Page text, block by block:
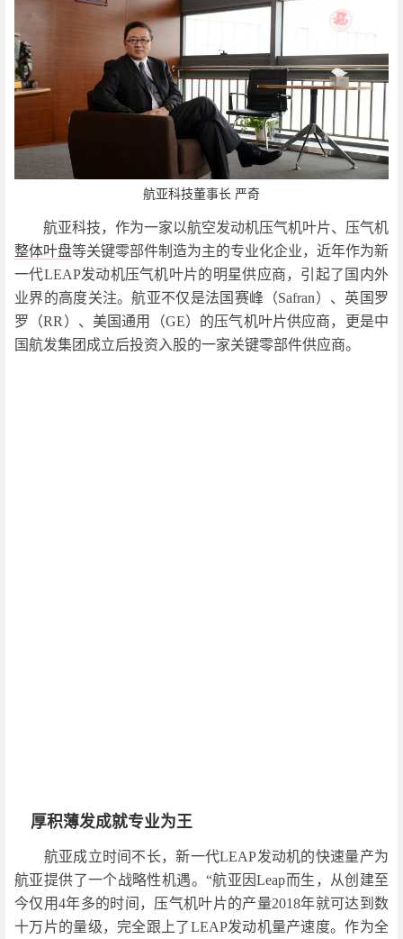
航亚科技董事长 严奇
航亚科技，作为一家以航空发动机压气机叶片、压气机
整体叶盘等关键零部件制造为主的专业化企业，近年作为新
一代LEAP发动机压气机叶片的明星供应商，引起了国内外
业界的高度关注。航亚不仅是法国赛峰（Safran）、英国罗
罗（RR）、美国通用（GE）的压气机叶片供应商，更是中
国航发集团成立后投资入股的一家关键零部件供应商。
厚积薄发成就专业为王
航亚成立时间不长，新一代LEAP发动机的快速量产为
航亚提供了一个战略性机遇。“航亚因Leap而生，从创建至
今仅用4年多的时间，压气机叶片的产量2018年就可达到数
十万片的量级，完全跟上了LEAP发动机量产速度。作为全